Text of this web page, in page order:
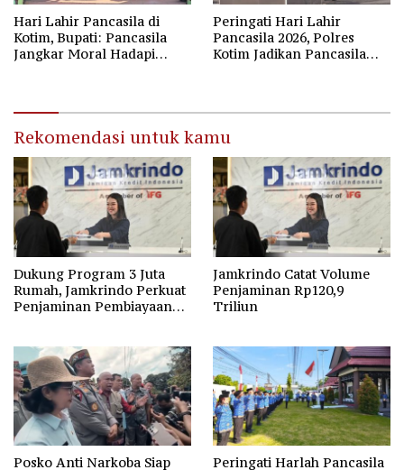
Hari Lahir Pancasila di
Kotim, Bupati: Pancasila
Jangkar Moral Hadapi
Peringati Hari Lahir
Pancasila 2026, Polres
Kotim Jadikan Pancasila
Rekomendasi untuk kamu
Dukung Program 3 Juta
Rumah, Jamkrindo Perkuat
Penjaminan Pembiayaan
Jamkrindo Catat Volume
Penjaminan Rp120,9
Triliun
Posko Anti Narkoba Siap
Peringati Harlah Pancasila